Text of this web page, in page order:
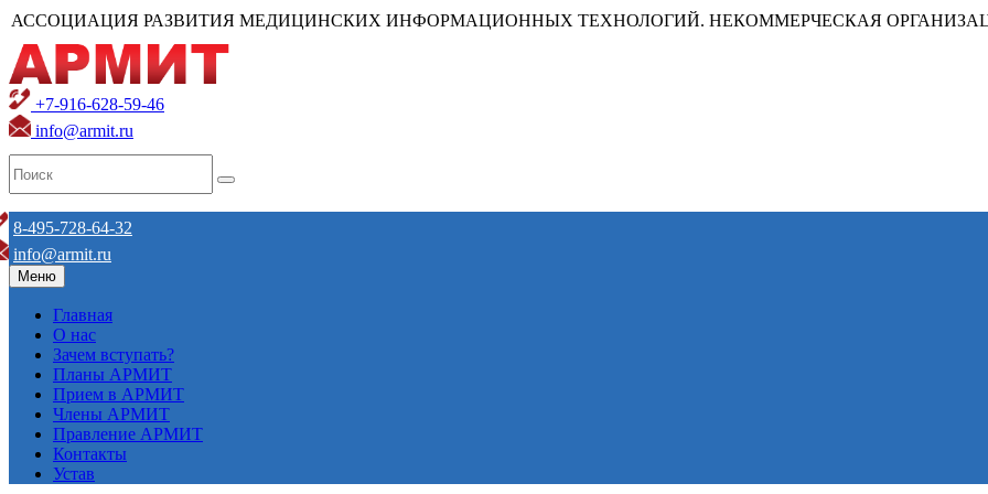
АССОЦИАЦИЯ РАЗВИТИЯ МЕДИЦИНСКИХ ИНФОРМАЦИОННЫХ ТЕХНОЛОГИЙ. НЕКОММЕРЧЕСКАЯ
+7-916-628-59-46
info@armit.ru
8-495-728-64-32
info@armit.ru
Меню
Главная
О нас
Зачем вступать?
Планы АРМИТ
Прием в АРМИТ
Члены АРМИТ
Правление АРМИТ
Контакты
Устав